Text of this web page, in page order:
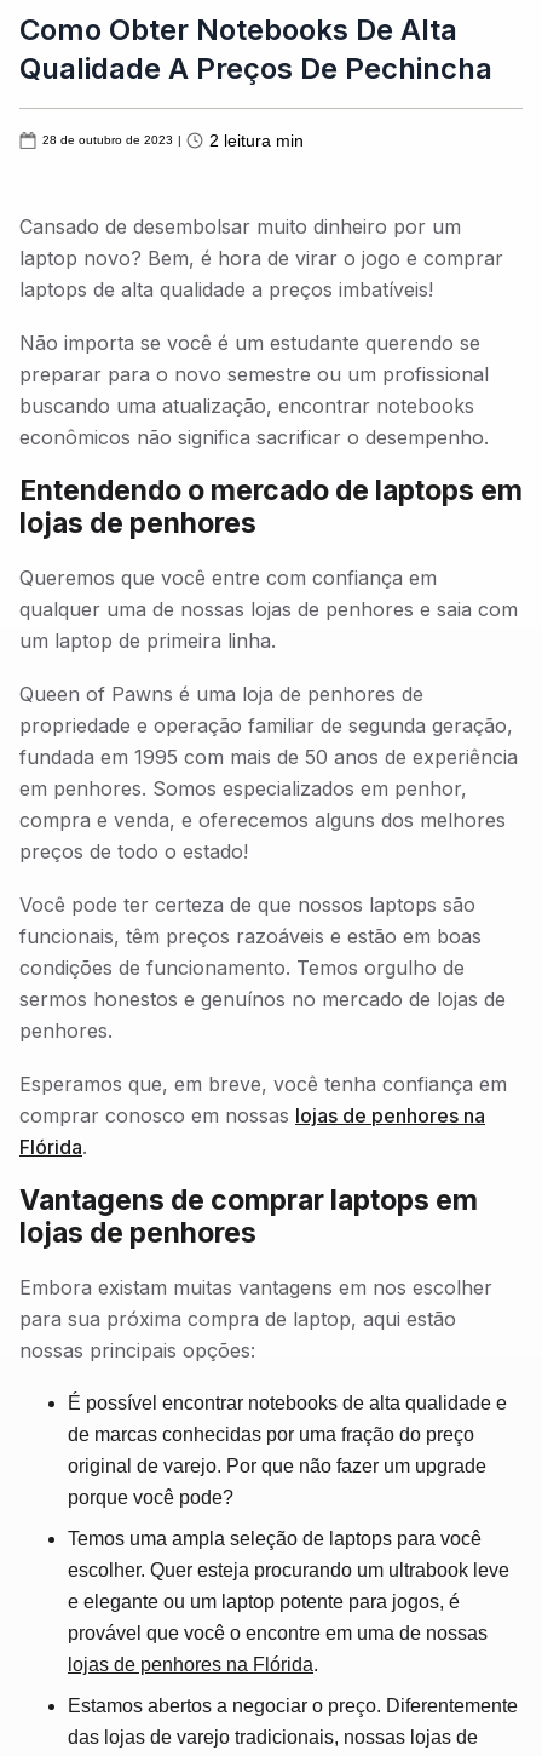
Como Obter Notebooks De Alta
Qualidade A Preços De Pechincha
28 de outubro de 2023 | 2 leitura min
Cansado de desembolsar muito dinheiro por um
laptop novo? Bem, é hora de virar o jogo e comprar
laptops de alta qualidade a preços imbatíveis!
Não importa se você é um estudante querendo se
preparar para o novo semestre ou um profissional
buscando uma atualização, encontrar notebooks
econômicos não significa sacrificar o desempenho.
Entendendo o mercado de laptops em
lojas de penhores
Queremos que você entre com confiança em
qualquer uma de nossas lojas de penhores e saia com
um laptop de primeira linha.
Queen of Pawns é uma loja de penhores de
propriedade e operação familiar de segunda geração,
fundada em 1995 com mais de 50 anos de experiência
em penhores. Somos especializados em penhor,
compra e venda, e oferecemos alguns dos melhores
preços de todo o estado!
Você pode ter certeza de que nossos laptops são
funcionais, têm preços razoáveis e estão em boas
condições de funcionamento. Temos orgulho de
sermos honestos e genuínos no mercado de lojas de
penhores.
Esperamos que, em breve, você tenha confiança em
comprar conosco em nossas lojas de penhores na
Flórida.
Vantagens de comprar laptops em
lojas de penhores
Embora existam muitas vantagens em nos escolher
para sua próxima compra de laptop, aqui estão
nossas principais opções:
É possível encontrar notebooks de alta qualidade e
de marcas conhecidas por uma fração do preço
original de varejo. Por que não fazer um upgrade
porque você pode?
Temos uma ampla seleção de laptops para você
escolher. Quer esteja procurando um ultrabook leve
e elegante ou um laptop potente para jogos, é
provável que você o encontre em uma de nossas
lojas de penhores na Flórida.
Estamos abertos a negociar o preço. Diferentemente
das lojas de varejo tradicionais, nossas lojas de